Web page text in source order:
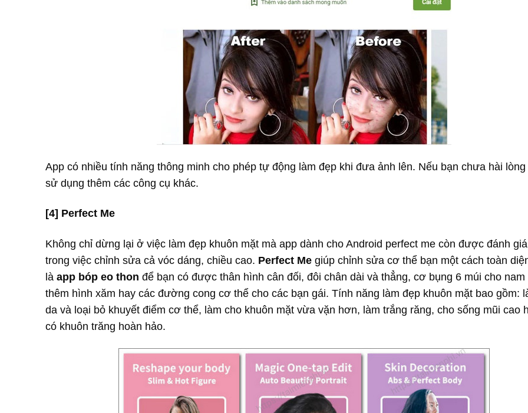
App có nhiều tính năng thông minh cho phép tự động làm đẹp khi đưa ảnh lên. Nếu bạn chưa hài lòng
sử dụng thêm các công cụ khác.
[4] Perfect Me
Không chỉ dừng lại ở việc làm đẹp khuôn mặt mà app dành cho Android perfect me còn được đánh
trong việc chỉnh sửa cả vóc dáng, chiều cao. Perfect Me giúp chỉnh sửa cơ thể bạn một cách toàn
là app bóp eo thon để bạn có được thân hình cân đối, đôi chân dài và thẳng, cơ bụng 6 múi cho nam
thêm hình xăm hay các đường cong cơ thể cho các bạn gái. Tính năng làm đẹp khuôn mặt bao gồm:
da và loại bỏ khuyết điểm cơ thể, làm cho khuôn mặt vừa vặn hơn, làm trắng răng, cho sống mũi cao
có khuôn trăng hoàn hảo.